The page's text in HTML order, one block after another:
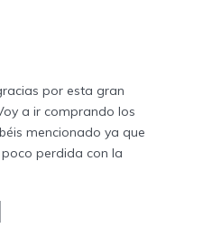
por esta gran
a ir comprando los
mencionado ya que
perdida con la